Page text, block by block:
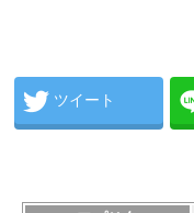
ツイート